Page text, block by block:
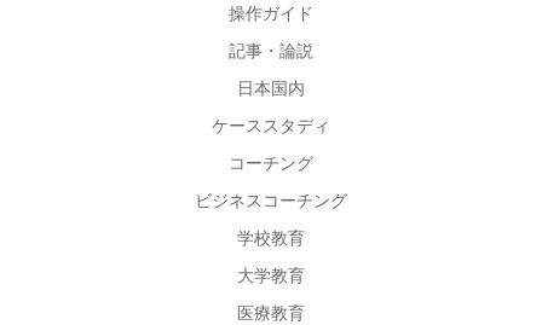
操作ガイド
記事・論説
日本国内
ケーススタディ
コーチング
ビジネスコーチング
学校教育
大学教育
医療教育